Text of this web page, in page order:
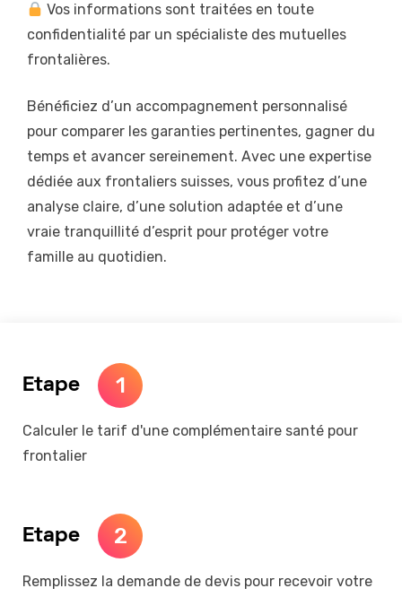
Vos informations sont traitées en toute
confidentialité par un spécialiste des mutuelles
frontalières.
Bénéficiez d’un accompagnement personnalisé
pour comparer les garanties pertinentes, gagner du
temps et avancer sereinement. Avec une expertise
dédiée aux frontaliers suisses, vous profitez d’une
analyse claire, d’une solution adaptée et d’une
vraie tranquillité d’esprit pour protéger votre
famille au quotidien.
Etape 1
Calculer le tarif d'une complémentaire santé pour
frontalier
Etape 2
Remplissez la demande de devis pour recevoir votre